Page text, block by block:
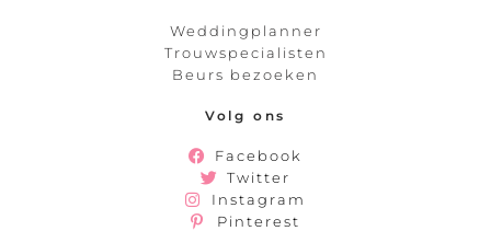
Weddingplanner
Trouwspecialisten
Beurs bezoeken
Volg ons
Facebook
Twitter
Instagram
Pinterest